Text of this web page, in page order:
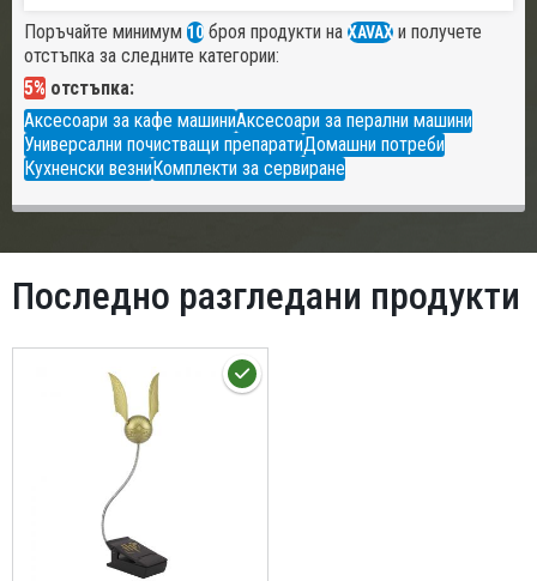
Поръчайте минимум 10 броя продукти на XAVAX и получете
отстъпка за следните категории:
5% отстъпка:
Аксесоари за кафе машиниАксесоари за перални машини
Универсални почистващи препаратиДомашни потреби
Кухненски везниКомплекти за сервиране
Последно разгледани продукти